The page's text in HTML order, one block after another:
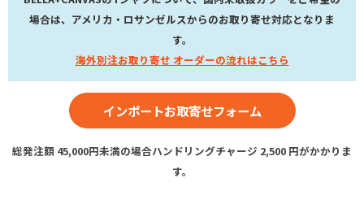
場合は、アメリカ・ロサンゼルスからのお取り寄せ対応となりま
す。
海外別注お取り寄せ オーダーの流れはこちら
インポートお取寄せフォーム
総発注額 45,000円未満の場合ハンドリングチャージ 2,500 円がかかりま
す。